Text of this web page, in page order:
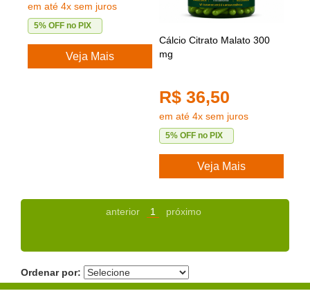
em até 4x sem juros
5% OFF no PIX
Veja Mais
Cálcio Citrato Malato 300
mg
R$ 36,50
em até 4x sem juros
5% OFF no PIX
Veja Mais
anterior 1 próximo
Ordenar por: